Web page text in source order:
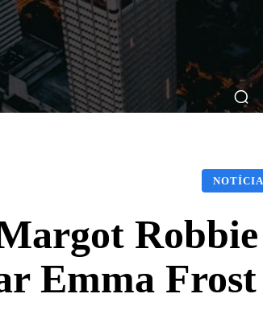
Críticas Breve Nos Cinemas
Emma